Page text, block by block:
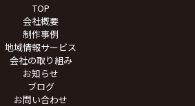
TOP
会社概要
制作事例
地域情報サービス
会社の取り組み
お知らせ
ブログ
お問い合わせ